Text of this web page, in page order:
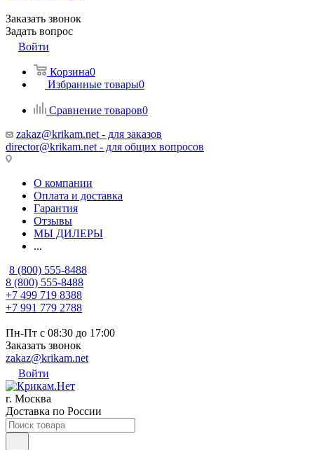
Заказать звонок
Задать вопрос
Войти
Корзина0
Избранные товары0
Сравнение товаров0
zakaz@krikam.net - для заказов
director@krikam.net - для общих вопросов
О компании
Оплата и доставка
Гарантия
Отзывы
МЫ ДИЛЕРЫ
...
8 (800) 555-8488
8 (800) 555-8488
+7 499 719 8388
+7 991 779 2788
Пн-Пт с 08:30 до 17:00
Заказать звонок
zakaz@krikam.net
Войти
г. Москва
Доставка по России